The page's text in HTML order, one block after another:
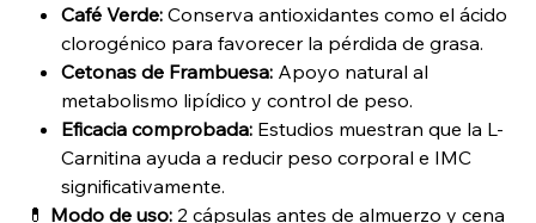
Café Verde: Conserva antioxidantes como el ácido
clorogénico para favorecer la pérdida de grasa.
Cetonas de Frambuesa: Apoyo natural al
metabolismo lipídico y control de peso.
Eficacia comprobada: Estudios muestran que la L-
Carnitina ayuda a reducir peso corporal e IMC
significativamente.
💊 Modo de uso: 2 cápsulas antes de almuerzo y cena